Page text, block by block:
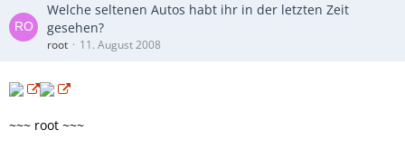
Welche seltenen Autos habt ihr in der letzten Zeit
gesehen?
root 11. August 2008
~~~ root ~~~